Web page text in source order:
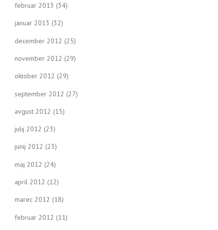
februar 2013 (34)
januar 2013 (32)
december 2012 (25)
november 2012 (29)
oktober 2012 (29)
september 2012 (27)
avgust 2012 (15)
julij 2012 (23)
junij 2012 (23)
maj 2012 (24)
april 2012 (12)
marec 2012 (18)
februar 2012 (11)